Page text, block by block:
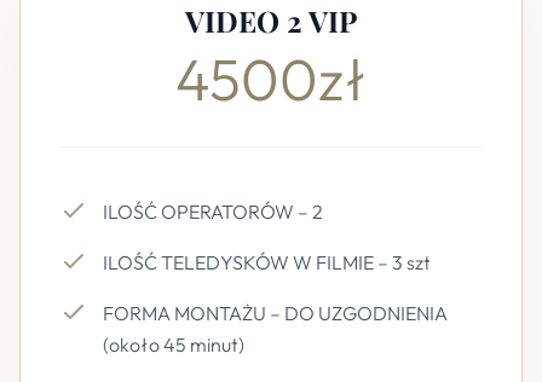
VIDEO 2 VIP
4500zł
ILOŚĆ OPERATORÓW – 2
ILOŚĆ TELEDYSKÓW W FILMIE – 3 szt
FORMA MONTAŻU – DO UZGODNIENIA
(około 45 minut)